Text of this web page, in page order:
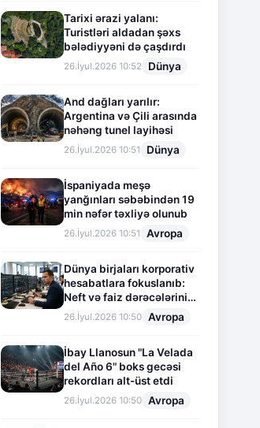
Tarixi ərazi yalanı:
Turistləri aldadan şəxs
bələdiyyəni də çaşdırdı
26.İyul.2026 10:52 Dünya
And dağları yarılır:
Argentina və Çili arasında
nəhəng tunel layihəsi
26.İyul.2026 10:51 Dünya
İspaniyada meşə
yanğınları səbəbindən 19
min nəfər təxliyə olunub
26.İyul.2026 10:51 Avropa
Dünya birjaları korporativ
hesabatlara fokuslanıb:
Neft və faiz dərəcələrinin
təsiri altında cari vəziyyət
26.İyul.2026 10:50 Avropa
İbay Llanosun "La Velada
del Año 6" boks gecəsi
rekordları alt-üst etdi
26.İyul.2026 10:50 Avropa